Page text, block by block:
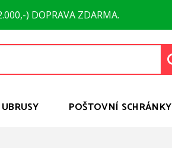
) DOPRAVA ZDARMA.
POŠTOVNÍ SCHRÁNKY